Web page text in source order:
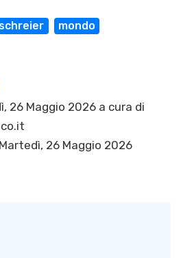
mondo
26 Maggio 2026 a cura di
Martedì, 26 Maggio 2026